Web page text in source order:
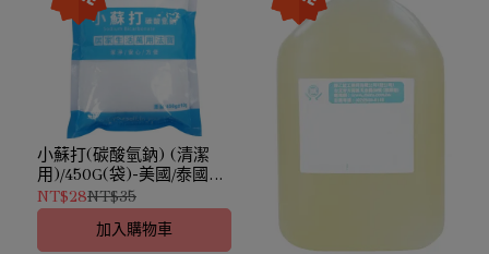
小蘇打(碳酸氫鈉) (清潔
用)/450G(袋)-美國/泰國隨
機出貨/Sodium
Bicarbonate
NT$28NT$35
加入購物車